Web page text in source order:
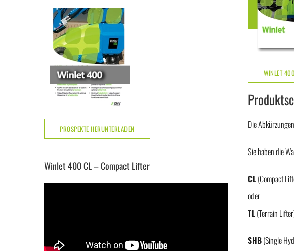
WINLET
Die
Sie haben die
CL(Compact
oder
TL(Terrain
SHB(Single
PROSPEKTE HERUNTERLADEN
Winlet 400 CL – Compact Lifter